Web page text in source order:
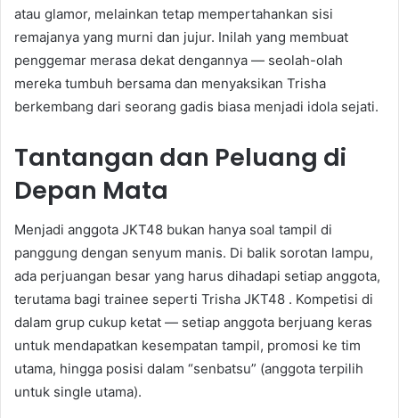
atau glamor, melainkan tetap mempertahankan sisi
remajanya yang murni dan jujur. Inilah yang membuat
penggemar merasa dekat dengannya — seolah-olah
mereka tumbuh bersama dan menyaksikan Trisha
berkembang dari seorang gadis biasa menjadi idola sejati.
Tantangan dan Peluang di
Depan Mata
Menjadi anggota JKT48 bukan hanya soal tampil di
panggung dengan senyum manis. Di balik sorotan lampu,
ada perjuangan besar yang harus dihadapi setiap anggota,
terutama bagi trainee seperti Trisha JKT48 . Kompetisi di
dalam grup cukup ketat — setiap anggota berjuang keras
untuk mendapatkan kesempatan tampil, promosi ke tim
utama, hingga posisi dalam “senbatsu” (anggota terpilih
untuk single utama).